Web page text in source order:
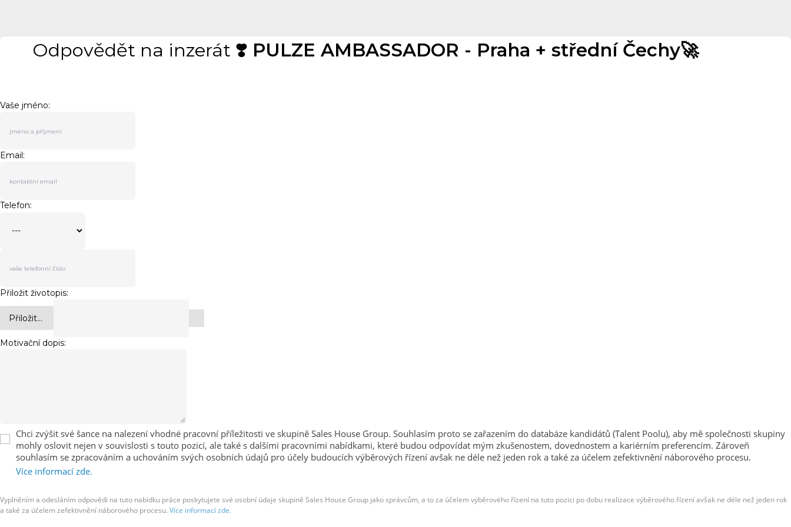
Odpovědět na inzerát ❣️ PULZE AMBASSADOR - Praha + střední Čechy🚀
Vaše jméno:
Email:
Telefon:
Přiložit životopis:
Přiložit...
Motivační dopis:
Chci zvýšit své šance na nalezení vhodné pracovní příležitosti ve skupině Sales House Group. Souhlasím proto se zařazením do databáze kandidátů (Talent Poolu), aby mě společnosti skupiny
mohly oslovit nejen v souvislosti s touto pozicí, ale také s dalšími pracovními nabídkami, které budou odpovídat mým zkušenostem, dovednostem a kariérním preferencím. Zároveň
souhlasím se zpracováním a uchováním svých osobních údajů pro účely budoucích výběrových řízení avšak ne déle než jeden rok a také za účelem zefektivnění náborového procesu.
Více informací zde.
Vyplněním a odesláním odpovědi na tuto nabídku práce poskytujete své osobní údaje skupině Sales House Group jako správcům, a to za účelem výběrového řízení na tuto pozici po dobu realizace výběrového řízení avšak ne déle než jeden rok
a také za účelem zefektivnění náborového procesu. Více informací zde.